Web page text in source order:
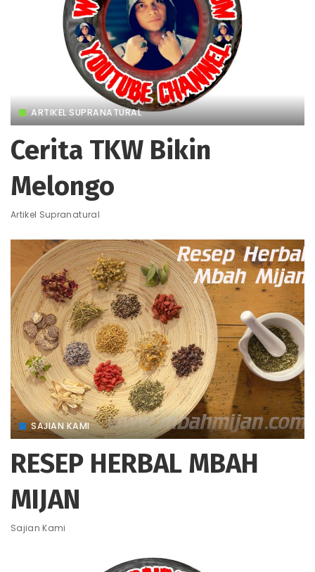
ARTIKEL SUPRANATURAL
Cerita TKW Bikin
Melongo
Artikel Supranatural
SAJIAN KAMI
RESEP HERBAL MBAH
MIJAN
Sajian Kami